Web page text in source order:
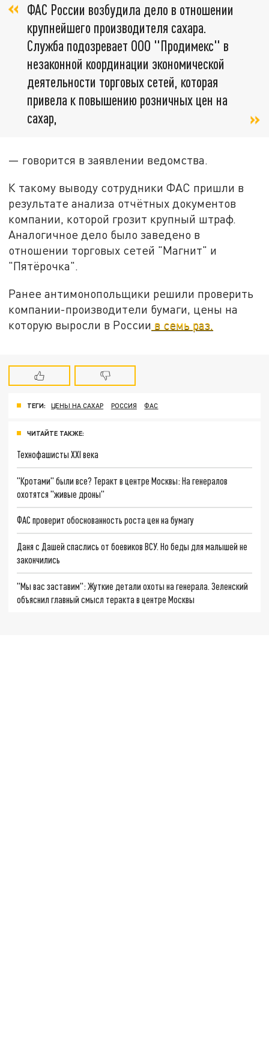
ФАС России возбудила дело в отношении
крупнейшего производителя сахара.
Служба подозревает ООО "Продимекс" в
незаконной координации экономической
деятельности торговых сетей, которая
привела к повышению розничных цен на
сахар,
— говорится в заявлении ведомства.
К такому выводу сотрудники ФАС пришли в
результате анализа отчётных документов
компании, которой грозит крупный штраф.
Аналогичное дело было заведено в
отношении торговых сетей "Магнит" и
"Пятёрочка".
Ранее антимонопольщики решили проверить
компании-производители бумаги, цены на
которую выросли в России в семь раз.
ТЕГИ: ЦЕНЫ НА САХАР РОССИЯ ФАС
ЧИТАЙТЕ ТАКЖЕ:
Технофашисты XXI века
"Кротами" были все? Теракт в центре Москвы: На генералов
охотятся "живые дроны"
ФАС проверит обоснованность роста цен на бумагу
Даня с Дашей спаслись от боевиков ВСУ. Но беды для малышей не
закончились
"Мы вас заставим": Жуткие детали охоты на генерала. Зеленский
объяснил главный смысл теракта в центре Москвы